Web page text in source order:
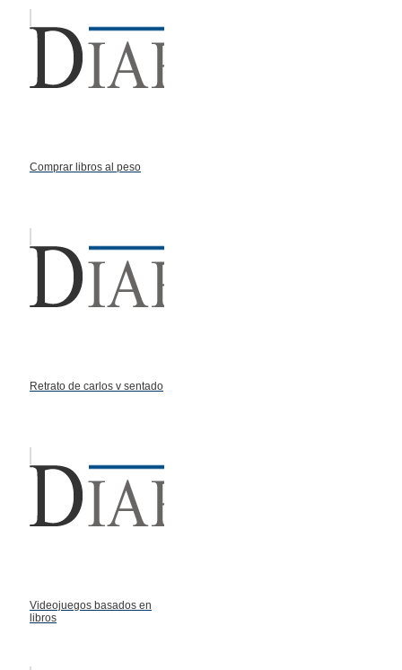
Comprar libros al peso
Retrato de carlos v sentado
Videojuegos basados en
libros